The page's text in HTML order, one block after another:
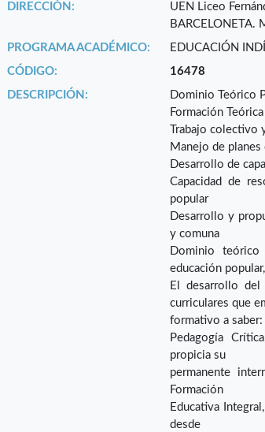
DIRECCIÓN:
UEN Liceo
BARCELONETA.
PROGRAMA ACADÉMICO:
EDUCACIÓN
CÓDIGO:
16478
DESCRIPCIÓN:
Dominio Teórico
Formación
Trabajo
Manejo de planes
Desarrollo de
Capacidad de
popular
Desarrollo y
y comuna
Dominio
educación
El desarrollo del
curriculares que
formativo a
Pedagogía
propicia su
permanente
Formación
Educativa
desde